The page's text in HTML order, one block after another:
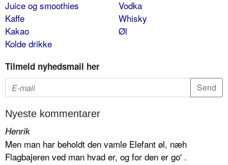
Juice og smoothies
Kaffe
Kakao
Kolde drikke
Vodka
Whisky
Øl
Tilmeld nyhedsmail her
Nyeste kommentarer
Henrik
Men man har beholdt den vamle Elefant øl, næh
Flagbajeren ved man hvad er, og for den er go' .